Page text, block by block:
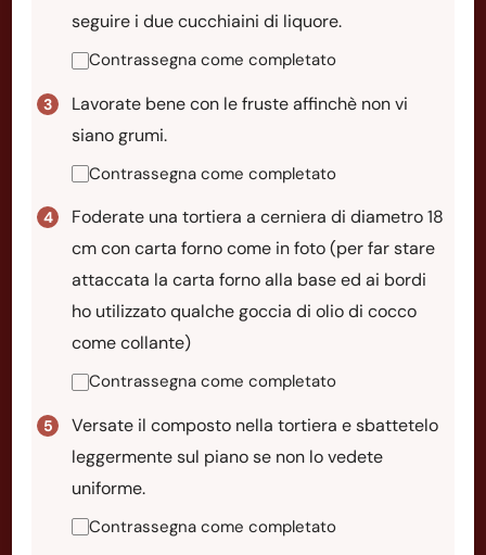
seguire i due cucchiaini di liquore.
Contrassegna come completato
Lavorate bene con le fruste affinchè non vi
siano grumi.
Contrassegna come completato
Foderate una tortiera a cerniera di diametro 18
cm con carta forno come in foto (per far stare
attaccata la carta forno alla base ed ai bordi
ho utilizzato qualche goccia di olio di cocco
come collante)
Contrassegna come completato
Versate il composto nella tortiera e sbattetelo
leggermente sul piano se non lo vedete
uniforme.
Contrassegna come completato